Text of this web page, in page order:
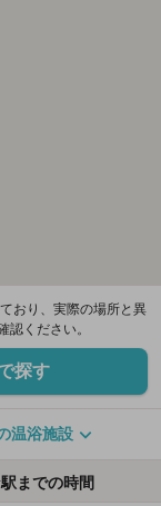
おり、実際の場所と異
ください。
探す
温浴施設
までの時間